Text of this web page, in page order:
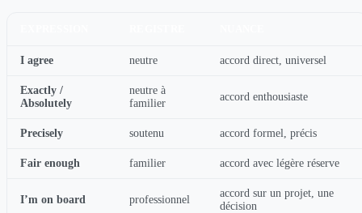
I agree neutre accord direct, universel
Exactly /
Absolutely
neutre à
familier
accord enthousiaste
Precisely soutenu accord formel, précis
Fair enough familier accord avec légère réserve
I’m on board professionnel
accord sur un projet, une
décision